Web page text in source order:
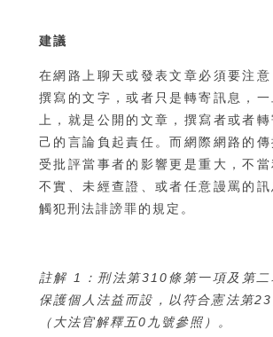
建議
在網路上聊天或發表文章必須要注
撰寫的文字，或者只是轉寄訊息，
上，就是公開的文章，撰寫者或者
己的言論負起責任。而網際網路的
受批評當事者的影響更是重大，不
不實、未經查證、或者任意謾罵的
觸犯刑法誹謗罪的規定。
註解 1：刑法第310條第一項及第二
保護個人法益而設，以符合憲法第
（大法官解釋五0九號參照）。